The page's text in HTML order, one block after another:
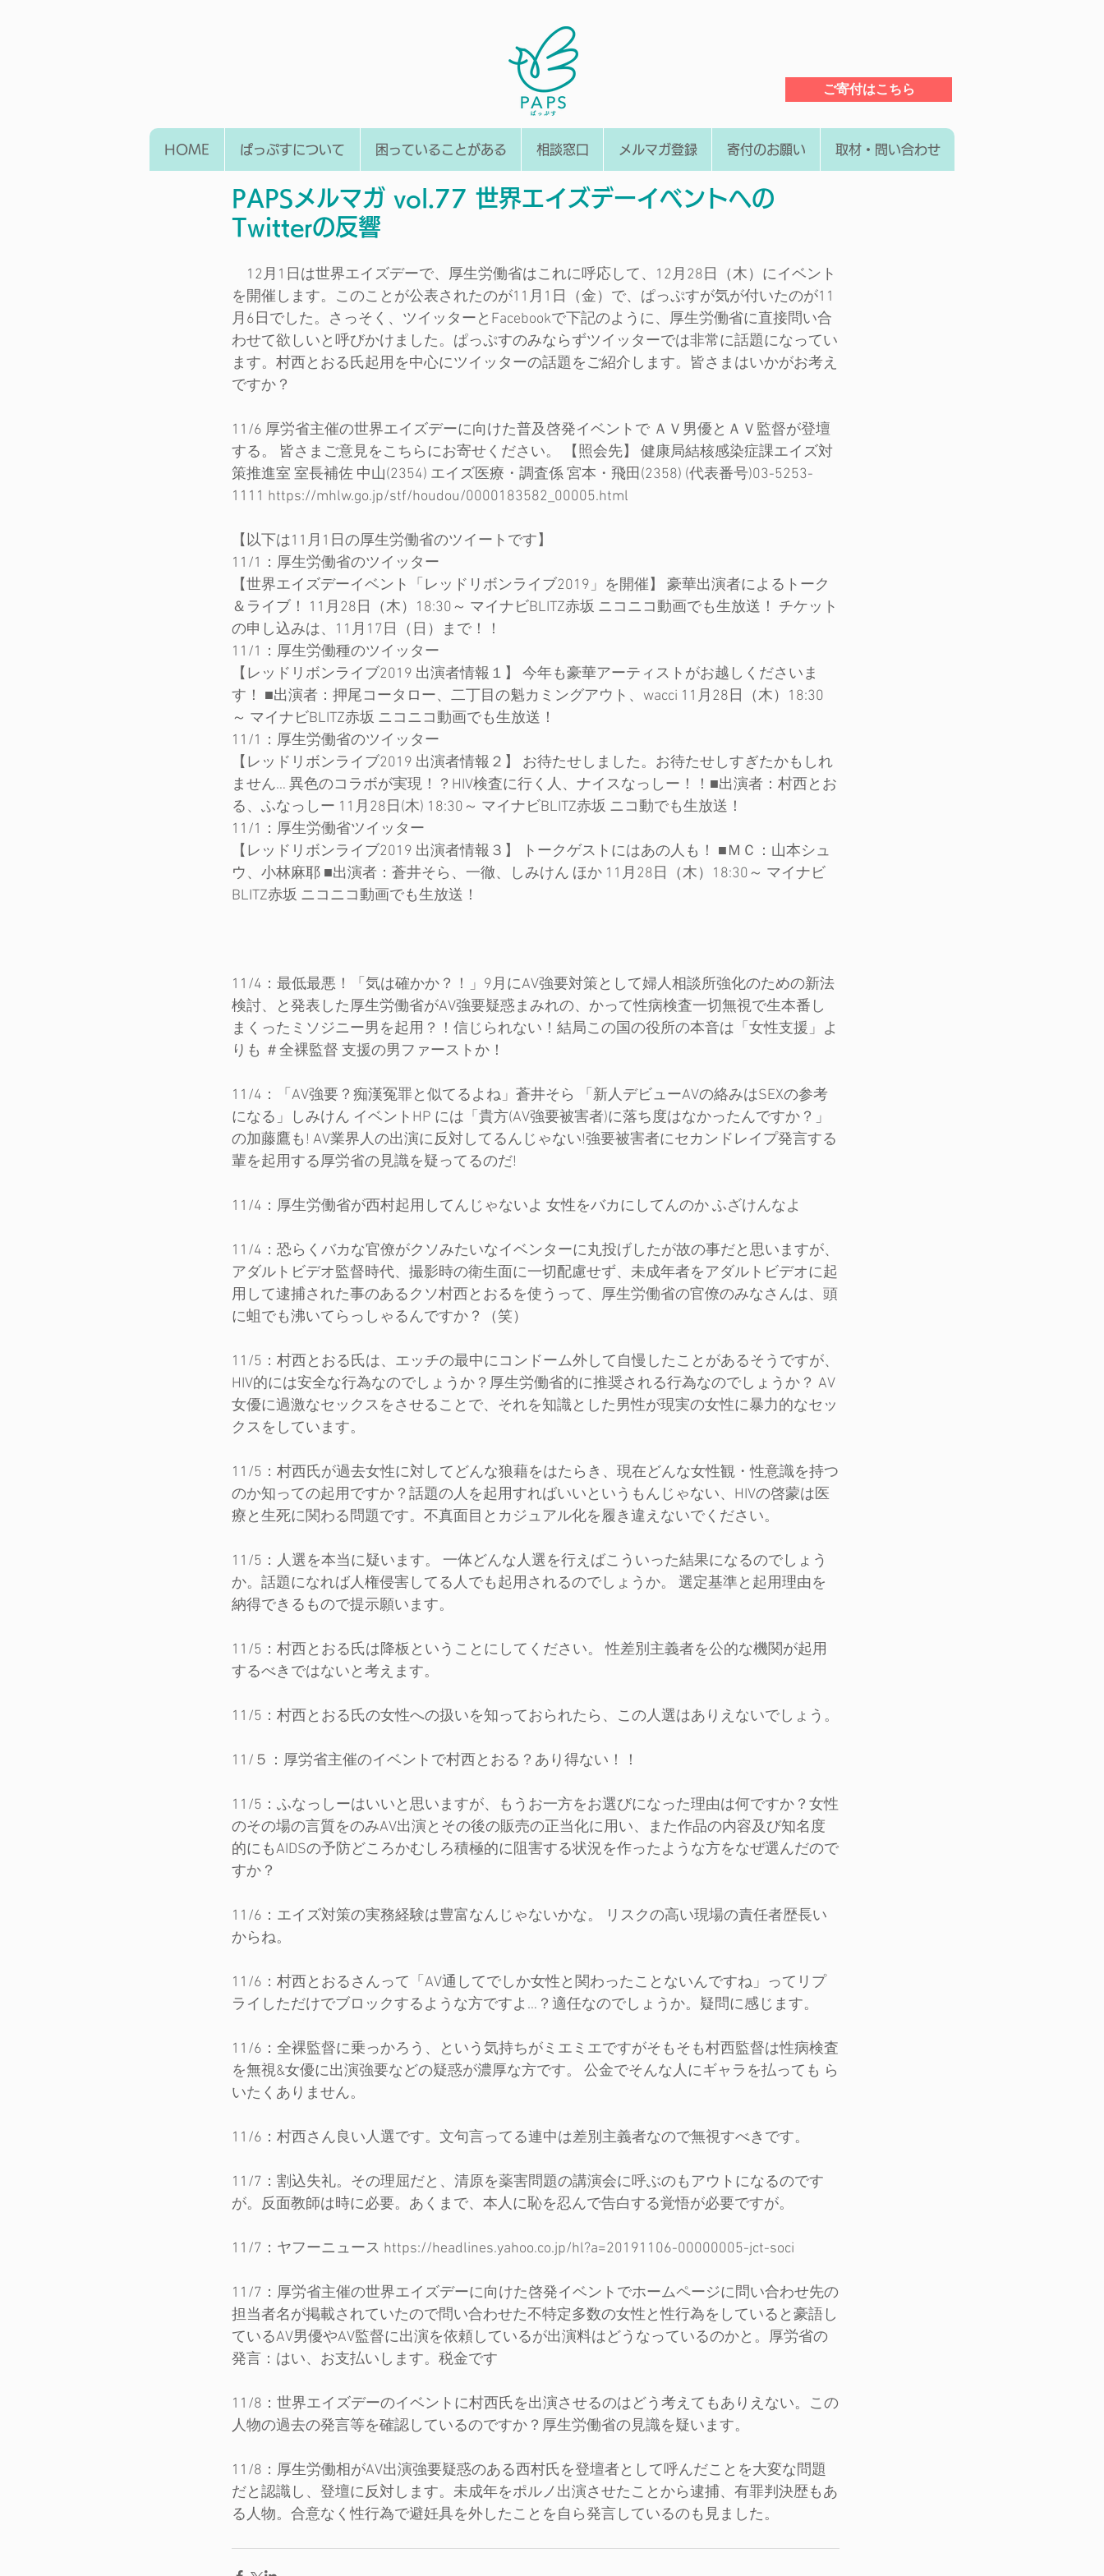
ご寄付はこちら
HOME ぱっぷすについて 困っていることがある 相談窓口 メルマガ登録 寄付のお願い 取材・問い合わせ
PAPSメルマガ vol.77 世界エイズデーイベントへの
Twitterの反響
12月1日は世界エイズデーで、厚生労働省はこれに呼応して、12月28日（木）にイベント
を開催します。このことが公表されたのが11月1日（金）で、ぱっぷすが気が付いたのが11
月6日でした。さっそく、ツイッターとFacebookで下記のように、厚生労働省に直接問い合
わせて欲しいと呼びかけました。ぱっぷすのみならずツイッターでは非常に話題になってい
ます。村西とおる氏起用を中心にツイッターの話題をご紹介します。皆さまはいかがお考え
ですか？
11/6 厚労省主催の世界エイズデーに向けた普及啓発イベントで ＡＶ男優とＡＶ監督が登壇
する。 皆さまご意見をこちらにお寄せください。 【照会先】 健康局結核感染症課エイズ対
策推進室 室長補佐 中山(2354) エイズ医療・調査係 宮本・飛田(2358) (代表番号)03-5253-
1111 https://mhlw.go.jp/stf/houdou/0000183582_00005.html
【以下は11月1日の厚生労働省のツイートです】
11/1：厚生労働省のツイッター
【世界エイズデーイベント「レッドリボンライブ2019」を開催】 豪華出演者によるトーク
＆ライブ！ 11月28日（木）18:30～ マイナビBLITZ赤坂 ニコニコ動画でも生放送！ チケット
の申し込みは、11月17日（日）まで！！
11/1：厚生労働種のツイッター
【レッドリボンライブ2019 出演者情報１】 今年も豪華アーティストがお越しくださいま
す！ ■出演者：押尾コータロー、二丁目の魁カミングアウト、wacci 11月28日（木）18:30
～ マイナビBLITZ赤坂 ニコニコ動画でも生放送！
11/1：厚生労働省のツイッター
【レッドリボンライブ2019 出演者情報２】 お待たせしました。お待たせしすぎたかもしれ
ません… 異色のコラボが実現！？HIV検査に行く人、ナイスなっしー！！■出演者：村西とお
る、ふなっしー 11月28日(木) 18:30～ マイナビBLITZ赤坂 ニコ動でも生放送！
11/1：厚生労働省ツイッター
【レッドリボンライブ2019 出演者情報３】 トークゲストにはあの人も！ ■ＭＣ：山本シュ
ウ、小林麻耶 ■出演者：蒼井そら、一徹、しみけん ほか 11月28日（木）18:30～ マイナビ
BLITZ赤坂 ニコニコ動画でも生放送！
11/4：最低最悪！「気は確かか？！」9月にAV強要対策として婦人相談所強化のための新法
検討、と発表した厚生労働省がAV強要疑惑まみれの、かって性病検査一切無視で生本番し
まくったミソジニー男を起用？！信じられない！結局この国の役所の本音は「女性支援」よ
りも ＃全裸監督 支援の男ファーストか！
11/4：「AV強要？痴漢冤罪と似てるよね」蒼井そら 「新人デビューAVの絡みはSEXの参考
になる」しみけん イベントHP には「貴方(AV強要被害者)に落ち度はなかったんですか？」
の加藤鷹も! AV業界人の出演に反対してるんじゃない!強要被害者にセカンドレイプ発言する
輩を起用する厚労省の見識を疑ってるのだ!
11/4：厚生労働省が西村起用してんじゃないよ 女性をバカにしてんのか ふざけんなよ
11/4：恐らくバカな官僚がクソみたいなイベンターに丸投げしたが故の事だと思いますが、
アダルトビデオ監督時代、撮影時の衛生面に一切配慮せず、未成年者をアダルトビデオに起
用して逮捕された事のあるクソ村西とおるを使うって、厚生労働省の官僚のみなさんは、頭
に蛆でも沸いてらっしゃるんですか？（笑）
11/5：村西とおる氏は、エッチの最中にコンドーム外して自慢したことがあるそうですが、
HIV的には安全な行為なのでしょうか？厚生労働省的に推奨される行為なのでしょうか？ AV
女優に過激なセックスをさせることで、それを知識とした男性が現実の女性に暴力的なセッ
クスをしています。
11/5：村西氏が過去女性に対してどんな狼藉をはたらき、現在どんな女性観・性意識を持つ
のか知っての起用ですか？話題の人を起用すればいいというもんじゃない、HIVの啓蒙は医
療と生死に関わる問題です。不真面目とカジュアル化を履き違えないでください。
11/5：人選を本当に疑います。 一体どんな人選を行えばこういった結果になるのでしょう
か。話題になれば人権侵害してる人でも起用されるのでしょうか。 選定基準と起用理由を
納得できるもので提示願います。
11/5：村西とおる氏は降板ということにしてください。 性差別主義者を公的な機関が起用
するべきではないと考えます。
11/5：村西とおる氏の女性への扱いを知っておられたら、この人選はありえないでしょう。
11/５：厚労省主催のイベントで村西とおる？あり得ない！！
11/5：ふなっしーはいいと思いますが、もうお一方をお選びになった理由は何ですか？女性
のその場の言質をのみAV出演とその後の販売の正当化に用い、また作品の内容及び知名度
的にもAIDSの予防どころかむしろ積極的に阻害する状況を作ったような方をなぜ選んだので
すか？
11/6：エイズ対策の実務経験は豊富なんじゃないかな。 リスクの高い現場の責任者歴長い
からね。
11/6：村西とおるさんって「AV通してでしか女性と関わったことないんですね」ってリプ
ライしただけでブロックするような方ですよ…？適任なのでしょうか。疑問に感じます。
11/6：全裸監督に乗っかろう、という気持ちがミエミエですがそもそも村西監督は性病検査
を無視&女優に出演強要などの疑惑が濃厚な方です。 公金でそんな人にギャラを払っても ら
いたくありません。
11/6：村西さん良い人選です。文句言ってる連中は差別主義者なので無視すべきです。
11/7：割込失礼。その理屈だと、清原を薬害問題の講演会に呼ぶのもアウトになるのです
が。反面教師は時に必要。あくまで、本人に恥を忍んで告白する覚悟が必要ですが。
11/7：ヤフーニュース https://headlines.yahoo.co.jp/hl?a=20191106-00000005-jct-soci
11/7：厚労省主催の世界エイズデーに向けた啓発イベントでホームページに問い合わせ先の
担当者名が掲載されていたので問い合わせた不特定多数の女性と性行為をしていると豪語し
ているAV男優やAV監督に出演を依頼しているが出演料はどうなっているのかと。厚労省の
発言：はい、お支払いします。税金です
11/8：世界エイズデーのイベントに村西氏を出演させるのはどう考えてもありえない。この
人物の過去の発言等を確認しているのですか？厚生労働省の見識を疑います。
11/8：厚生労働相がAV出演強要疑惑のある西村氏を登壇者として呼んだことを大変な問題
だと認識し、登壇に反対します。未成年をポルノ出演させたことから逮捕、有罪判決歴もあ
る人物。合意なく性行為で避妊具を外したことを自ら発言しているのも見ました。